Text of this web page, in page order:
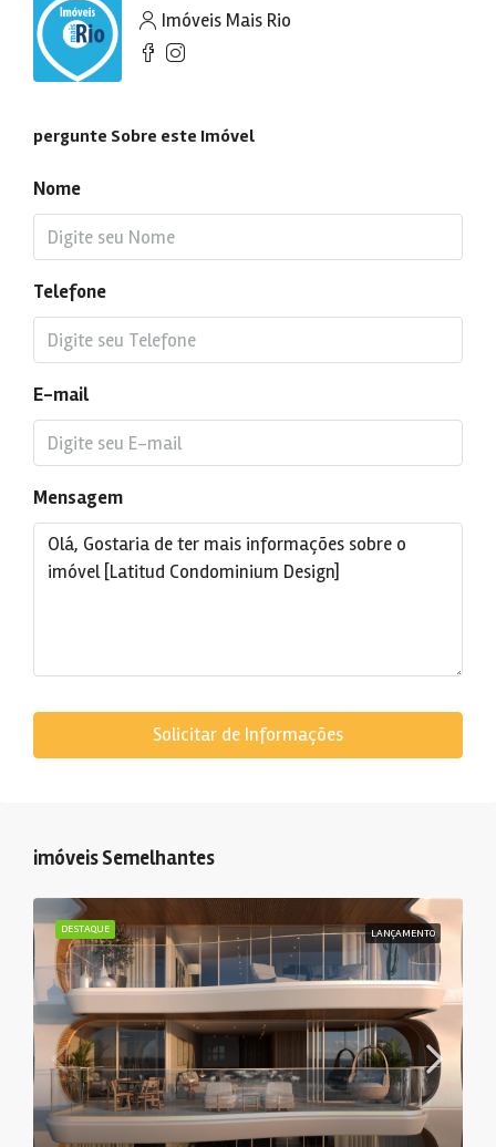
Imóveis Mais Rio
pergunte Sobre este Imóvel
Nome
Telefone
E-mail
Mensagem
Solicitar de Informações
imóveis Semelhantes
DESTAQUE LANÇAMENTO